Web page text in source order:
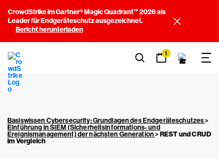
CrowdStrike im Gartner® Magic Quadrant™ 2026 als
Leader für Endgeräteschutz ausgezeichnet.
Bericht herunterladen
1
Basiswissen Cybersecurity: Grundlagen des Endgeräteschutzes>
Einführung in SIEM (Sicherheitsinformations- und
Ereignismanagement) der nächsten Generation>REST und CRUD
im Vergleich